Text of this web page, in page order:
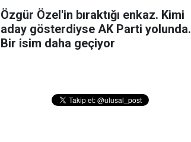
Özgür Özel'in bıraktığı enkaz. Kimi
aday gösterdiyse AK Parti yolunda.
Bir isim daha geçiyor